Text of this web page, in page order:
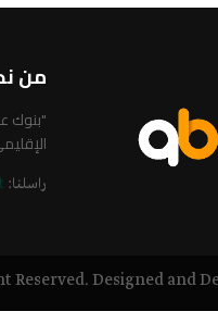
من
"بنوك
راسلنا:
Reserved. Designed and